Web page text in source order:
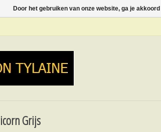
Grijs
Door het gebruiken van onze website, ga je